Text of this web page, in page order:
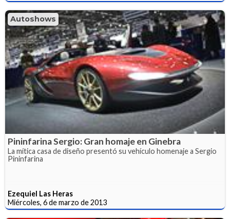
Autoshows
Pininfarina Sergio: Gran homaje en Ginebra
La mítica casa de diseño presentó su vehículo homenaje a Sergio
Pininfarina
Ezequiel Las Heras
Miércoles, 6 de marzo de 2013